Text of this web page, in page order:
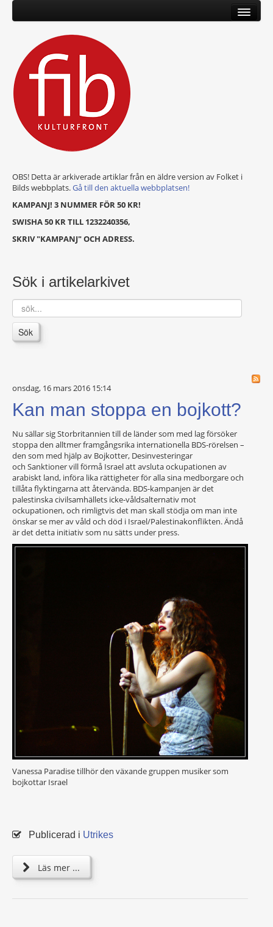
OBS! Detta är arkiverade artiklar från en äldre version av Folket i
Bilds webbplats.Gå till den aktuella webbplatsen!
KAMPANJ! 3 NUMMER FÖR 50 KR!
SWISHA 50 KR TILL 1232240356,
SKRIV "KAMPANJ" OCH ADRESS.
Sök i artikelarkivet
sök...
Sök
onsdag, 16 mars 2016 15:14
Kan man stoppa en bojkott?
Nu sällar sig Storbritannien till de länder som med lag försöker
stoppa den alltmer framgångsrika internationella BDS-rörelsen –
den som med hjälp av Bojkotter, Desinvesteringar
och Sanktioner vill förmå Israel att avsluta ockupationen av
arabiskt land, införa lika rättigheter för alla sina medborgare och
tillåta flyktingarna att återvända. BDS-kampanjen är det
palestinska civilsamhällets icke-våldsalternativ mot
ockupationen, och rimligtvis det man skall stödja om man inte
önskar se mer av våld och död i Israel/Palestinakonflikten. Ändå
är det detta initiativ som nu sätts under press.
Vanessa Paradise tillhör den växande gruppen musiker som
bojkottar Israel
Publicerad i Utrikes
Läs mer ...